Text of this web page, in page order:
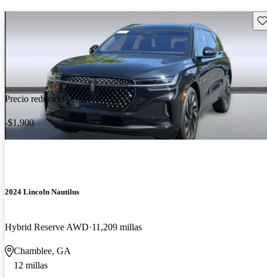
Precio reducido
-$1,900
2024 Lincoln Nautilus
Hybrid Reserve AWD 11,209 millas
Chamblee, GA
12 millas